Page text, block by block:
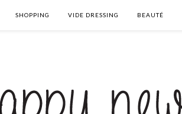
SHOPPING VIDE DRESSING BEAUTÉ